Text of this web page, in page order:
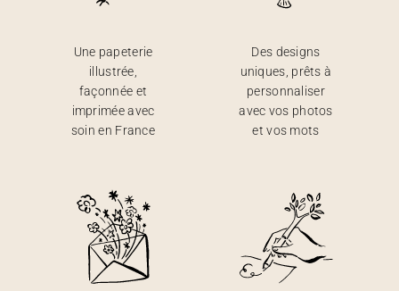
Une papeterie
illustrée,
façonnée et
imprimée avec
soin en France
Des designs
uniques, prêts à
personnaliser
avec vos photos
et vos mots